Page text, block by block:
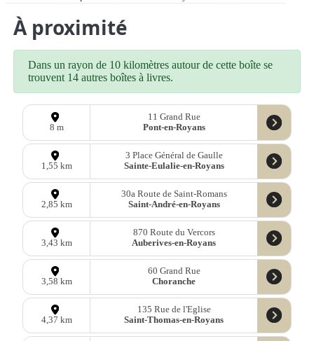
À proximité
Dans un rayon de 10 kilomètres autour de cette boîte se
trouvent 14 autres boîtes à livres.
8 m
11 Grand Rue
Pont-en-Royans
1,55 km
3 Place Général de Gaulle
Sainte-Eulalie-en-Royans
2,85 km
30a Route de Saint-Romans
Saint-André-en-Royans
3,43 km
870 Route du Vercors
Auberives-en-Royans
3,58 km
60 Grand Rue
Choranche
4,37 km
135 Rue de l'Eglise
Saint-Thomas-en-Royans